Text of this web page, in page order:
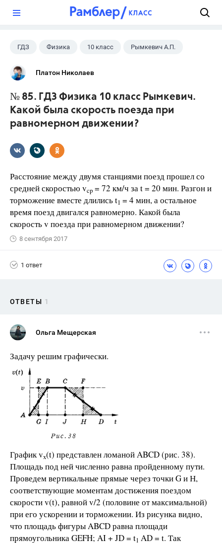
ГДЗ Физика 10 класс Рымкевич А.П.
Платон Николаев
№ 85. ГДЗ Физика 10 класс Рымкевич.
Какой была скорость поезда при
равномерном движении?
Расстояние между двумя станциями поезд прошел со
средней скоростью vcp = 72 км/ч за t = 20 мин. Разгон и
торможение вместе длились t1 = 4 мин, а остальное
время поезд двигался равномерно. Какой была
скорость v поезда при равномерном движении?
8 сентября 2017
1 ответ
ОТВЕТЫ 1
Ольга Мещерская
Задачу решим графически.
График vx(t) представлен ломаной ABCD (рис. 38).
Площадь под ней численно равна пройденному пути.
Проведем вертикальные прямые через точки G и Н,
соответствующие моментам достижения поездом
скорости v(t), равной v/2 (половине от максимальной)
при его ускорении и торможении. Из рисунка видно,
что площадь фигуры ABCD равна площади
прямоугольника GEFH; AI + JD = t1 AD = t. Так